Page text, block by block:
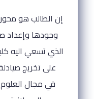
إن الطالب هو محور
وجودها وإعداد
الذي تسعي اليه
على تخريج
في مجال العلوم